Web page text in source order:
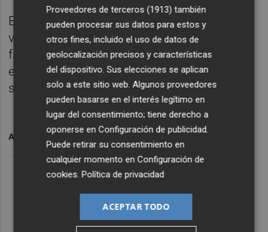
El siniestro provocó 14 heridos y nueve
víctimas mortales: cinco de los residentes
fallecieron en el mismo lugar y cuatro de
ellos en centros hospitalarios en días
sucesivos.
ARCHIVADO EN INCENDIOS MONCADA
Proveedores de terceros (1913) también
pueden procesar sus datos para estos y
otros fines, incluido el uso de datos de
geolocalización precisos y características
del dispositivo. Sus elecciones se aplican
solo a este sitio web. Algunos proveedores
pueden basarse en el interés legítimo en
lugar del consentimiento; tiene derecho a
oponerse enConfiguración de publicidad
Puede retirar su consentimiento en
cualquier momento enConfiguración de
cookies .Política de privacidad
ACEPTAR TODO